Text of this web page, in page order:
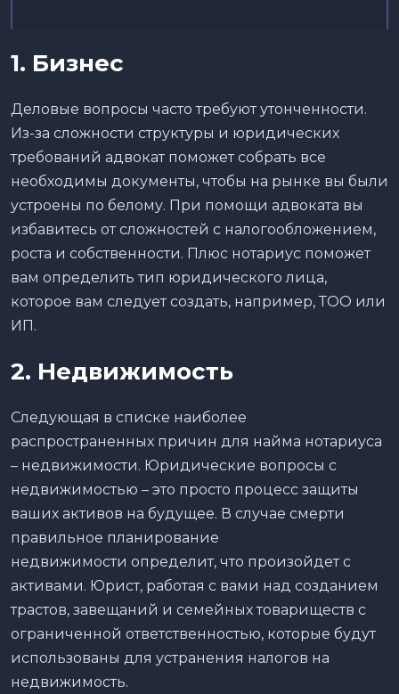
1. Бизнес
Деловые вопросы часто требуют утонченности.
Из-за сложности структуры и юридических
требований адвокат поможет собрать все
необходимы документы, чтобы на рынке вы были
устроены по белому. При помощи адвоката вы
избавитесь от сложностей с налогообложением,
роста и собственности. Плюс нотариус поможет
вам определить тип юридического лица,
которое вам следует создать, например, ТОО или
ИП.
2. Недвижимость
Следующая в списке наиболее
распространенных причин для найма нотариуса
– недвижимости. Юридические вопросы с
недвижимостью – это просто процесс защиты
ваших активов на будущее. В случае смерти
правильное планирование
недвижимости определит, что произойдет с
активами. Юрист, работая с вами над созданием
трастов, завещаний и семейных товариществ с
ограниченной ответственностью, которые будут
использованы для устранения налогов на
недвижимость.